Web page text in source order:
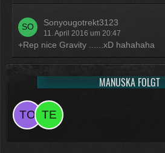
Sonyougotrekt3123
11. April 2016 um 20:47
+Rep nice Gravity ......xD hahahaha
MANUSKA FOLGT